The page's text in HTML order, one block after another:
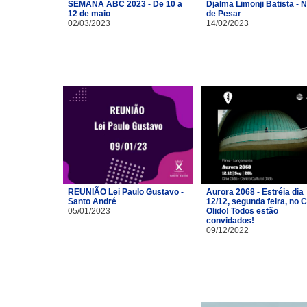
SEMANA ABC 2023 - De 10 a
12 de maio
02/03/2023
Djalma Limonji Batista -
de Pesar
14/02/2023
REUNIÃO Lei Paulo Gustavo -
Santo André
05/01/2023
Aurora 2068 - Estréia dia
12/12, segunda feira, no
Olido! Todos estão
convidados!
09/12/2022